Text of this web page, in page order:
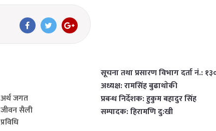
अर्थ जगत
जीवन सैली
प्रविधि
सूचना तथा प्रसारण विभाग दर्ता नं.:
अध्यक्ष: रामसिंह बुढाथाेकी
प्रबन्ध निर्देशक: हुकुम बहादुर सिंह
सम्पादक: हिरामणि दु:खी